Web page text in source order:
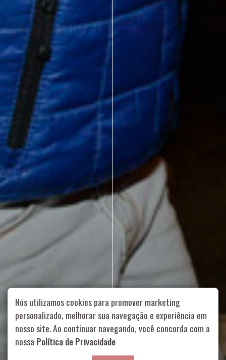
Rua Aurélia, 1714 – Vila Romana, São Paulo – SP | 55 11
99178-5848 | contato@nucleofood.com
Role para continar
Nós utilizamos cookies para promover marketing
personalizado, melhorar sua navegação e experiência em
nosso site. Ao continuar navegando, você concorda com a
nossa Política de Privacidade